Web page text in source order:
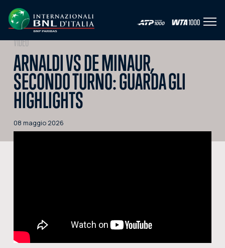
Apri
VIDEO
ARNALDI VS DE MINAUR,
SECONDO TURNO: GUARDA GLI
HIGHLIGHTS
08 maggio 2026
IT EN
HOME
L'EVENTO
NEWS
VIDEO
CERCA NEL SITO